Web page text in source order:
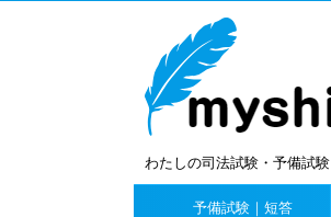
わたしの司法試験・予備試験
予備試験｜短答